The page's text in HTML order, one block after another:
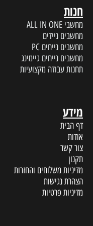
חנות
מחשבי ALL IN ONE
מחשבים ניידים
מחשבים נייחים PC
מחשבים נייחים גיימינג
תחנות עבודה מקצועיות
מידע
דף הבית
אודות
צור קשר
תקנון
מדיניות משלוחים והחזרות
הצהרת נגישות
מדיניות פרטיות